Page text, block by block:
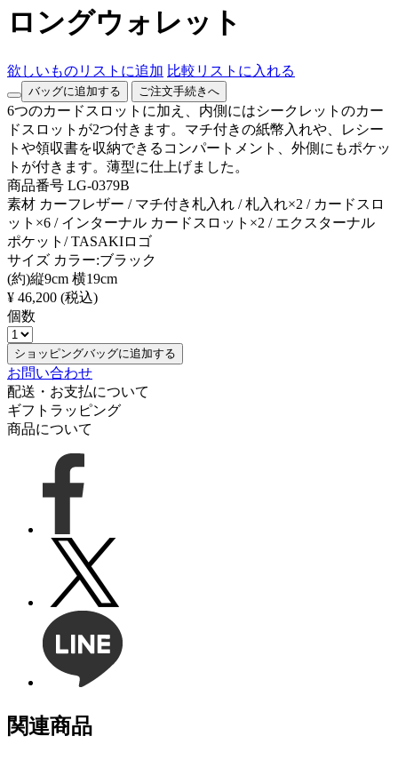
ロングウォレット
欲しいものリストに追加 比較リストに入れる
バッグに追加する ご注文手続きへ
6つのカードスロットに加え、内側にはシークレットのカー
ドスロットが2つ付きます。マチ付きの紙幣入れや、レシー
トや領収書を収納できるコンパートメント、外側にもポケッ
トが付きます。薄型に仕上げました。
商品番号 LG-0379B
素材 カーフレザー / マチ付き札入れ / 札入れ×2 / カードスロ
ット×6 / インターナル カードスロット×2 / エクスターナル
ポケット/ TASAKIロゴ
サイズ カラー:ブラック
(約)縦9cm 横19cm
¥ 46,200 (税込)
個数
ショッピングバッグに追加する
お問い合わせ
配送・お支払について
ギフトラッピング
商品について
関連商品